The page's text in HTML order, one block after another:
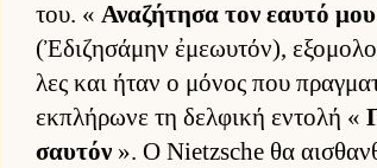
του. «Αναζήτησα τον εαυτό μου
(Ἐδιζησάμην ἐμεωυτόν),
λες και ήταν ο μόνος που
εκ­πλήρωνε τη δελ­φική εντολή «
σαυ­τόν ». Ο Nietzsche θα